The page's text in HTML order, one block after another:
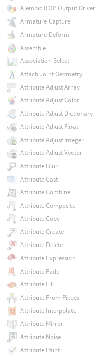
Alembic ROP Output Driver
Armature Capture
Armature Deform
Assemble
Association Select
Attach Joint Geometry
Attribute Adjust Array
Attribute Adjust Color
Attribute Adjust Dictionary
Attribute Adjust Float
Attribute Adjust Integer
Attribute Adjust Vector
Attribute Blur
Attribute Cast
Attribute Combine
Attribute Composite
Attribute Copy
Attribute Create
Attribute Delete
Attribute Expression
Attribute Fade
Attribute Fill
Attribute From Pieces
Attribute Interpolate
Attribute Mirror
Attribute Noise
Attribute Paint